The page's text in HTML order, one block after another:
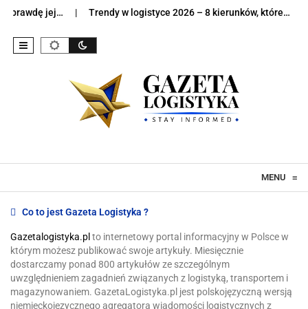
jej… Trendy w logistyce 2026 – 8 kierunków, które…
MENU ≡
Co to jest Gazeta Logistyka ?
Gazetalogistyka.pl to internetowy portal informacyjny w Polsce w
którym możesz publikować swoje artykuły. Miesięcznie
dostarczamy ponad 800 artykułów ze szczególnym
uwzględnieniem zagadnień związanych z logistyką, transportem i
magazynowaniem. GazetaLogistyka.pl jest polskojęzyczną wersją
niemieckojęzycznego agregatora wiadomości logistycznych z